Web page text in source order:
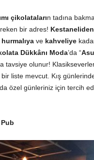
çikolataların tadına
bir adres!
ve kahveliye
Dükkânı Moda’da “
tavsiye olunur!
liste mevcut. Kış
özel günleriniz için tercih